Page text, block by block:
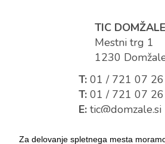
Za delovanje spletnega mesta
TIC DOMŽALE
Mestni trg 1
1230
T:01 / 721 07 26
T:01 / 721 07 26
E:tic@domzale.si